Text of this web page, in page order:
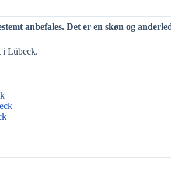
anbefales. Det er en skøn og
i Lübeck.